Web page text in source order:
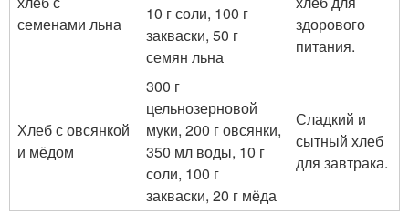
семенами льна
10 г соли, 100 г
закваски, 50 г
семян льна
здорового
питания.
Хлеб с овсянкой
и мёдом
300 г
цельнозерновой
муки, 200 г овсянки,
350 мл воды, 10 г
соли, 100 г
закваски, 20 г мёда
Сладкий и
сытный хлеб
для завтрака.